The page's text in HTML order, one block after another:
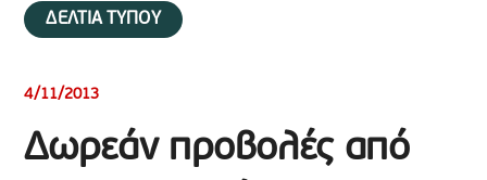
ΔΕΛΤΙΑ ΤΥΠΟΥ
4/11/2013
Δωρεάν προβολές από